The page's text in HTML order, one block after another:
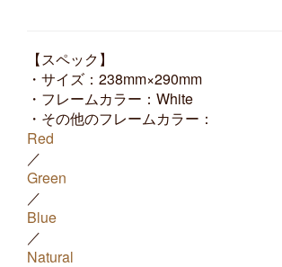
【スペック】
・サイズ：238mm×290mm
・フレームカラー：White
・その他のフレームカラー：
Red
／
Green
／
Blue
／
Natural